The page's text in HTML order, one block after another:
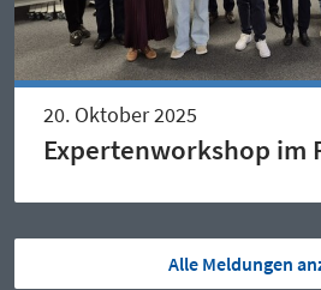
20. Oktober 2025
Expertenworkshop im
Alle Meldungen